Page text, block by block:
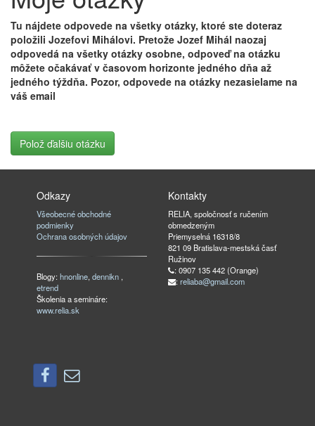
Tu nájdete odpovede na všetky otázky, ktoré ste doteraz
položili Jozefovi Mihálovi. Pretože Jozef Mihál naozaj
odpovedá na všetky otázky osobne, odpoveď na otázku
môžete očakávať v časovom horizonte jedného dňa až
jedného týždňa. Pozor, odpovede na otázky nezasielame na
váš email
Polož ďalšiu otázku
Odkazy
Všeobecné obchodné
podmienky
Ochrana osobných údajov
Blogy:hnonline,dennikn ,
etrend
Školenia a semináre:
www.relia.sk
Kontakty
RELIA, spoločnosť s ručením
obmedzeným
Priemyselná 16318/8
821 09 Bratislava-mestská časť
Ružinov
: 0907 135 442 (Orange)
: reliaba@gmail.com